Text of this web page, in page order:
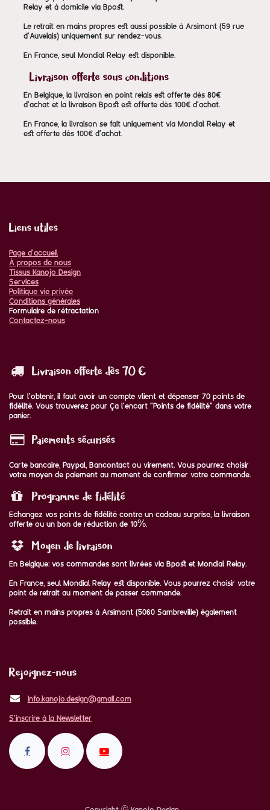
Relay et à domicile via Bpost.
Le retrait en mains propres est aussi possible à Arsimont (59 rue
d'Auvelais) uniquement sur rendez-vous.
En France, seul Mondial Relay est disponible.
Livraison offerte sous conditions
En Belgique, la livraison en point relais est offerte dès 80€
d'achat et la livraison Bpost est offerte dès 100€ d'achat.
En France, la livraison se fait uniquement via Mondial Relay et
est offerte dès 100€ d'achat.
Liens utiles
Page d'accueil
À propos de nous
Tissus Kanojo Design
Services
Politique vie privée
Conditions générales
Formulaire de rétractation
Contactez-nous
Livraison offerte dès 70 €
Pour l'obtenir, il faut avoir un compte vlient et dépenser 70 points de
fidélité. Vous trouverez pour ça l'encart "Points de fidélité" dans votre
panier.
Paiements sécurisés
Carte bancaire, Paypal, Bancontact ou virement. Vous pourrez choisir
votre moyen de paiement au moment de confirmer votre commande.
Programme de fidélité
Echangez vos points de fidélité contre un cadeau surprise, la livraison
offerte ou un bon de réduction de 10%.
Moyen de livraison
En Belgique: vos commandes sont livrées via Bpost et Mondial Relay.
En France, seul Mondial Relay est disponible. Vous pourrez choisir votre
point de retrait au moment de passer commande.
Retrait en mains propres à Arsimont (5060 Sambreville) également
possible.
Rejoignez-nous
info.kanojo.design@gmail.com
S'inscrire à la Newsletter